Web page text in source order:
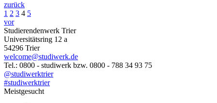
zurück
1 2 3 4 5
vor
Studierendenwerk Trier
Universitätsring 12 a
54296 Trier
welcome@studiwerk.de
Tel.: 0800 - studiwerk bzw. 0800 - 788 34 93 75
@studiwerktrier
#studiwerktrier
Meistgesucht